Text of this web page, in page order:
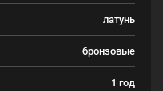
латунь
бронзовые
1 год